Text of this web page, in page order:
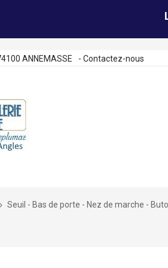
ANNEMASSE - Contactez-nous
Seuil - Bas de porte - Nez de marche -